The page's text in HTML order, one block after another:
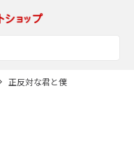
正反対な君と僕